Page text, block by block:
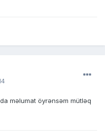
məlumat öyrənsəm mütləq